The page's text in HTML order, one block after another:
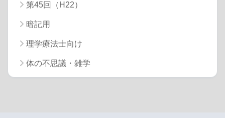
第45回（H22）
暗記用
理学療法士向け
体の不思議・雑学